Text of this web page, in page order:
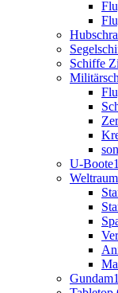
Schiffe
U-Boote
Weltraum
Gundam